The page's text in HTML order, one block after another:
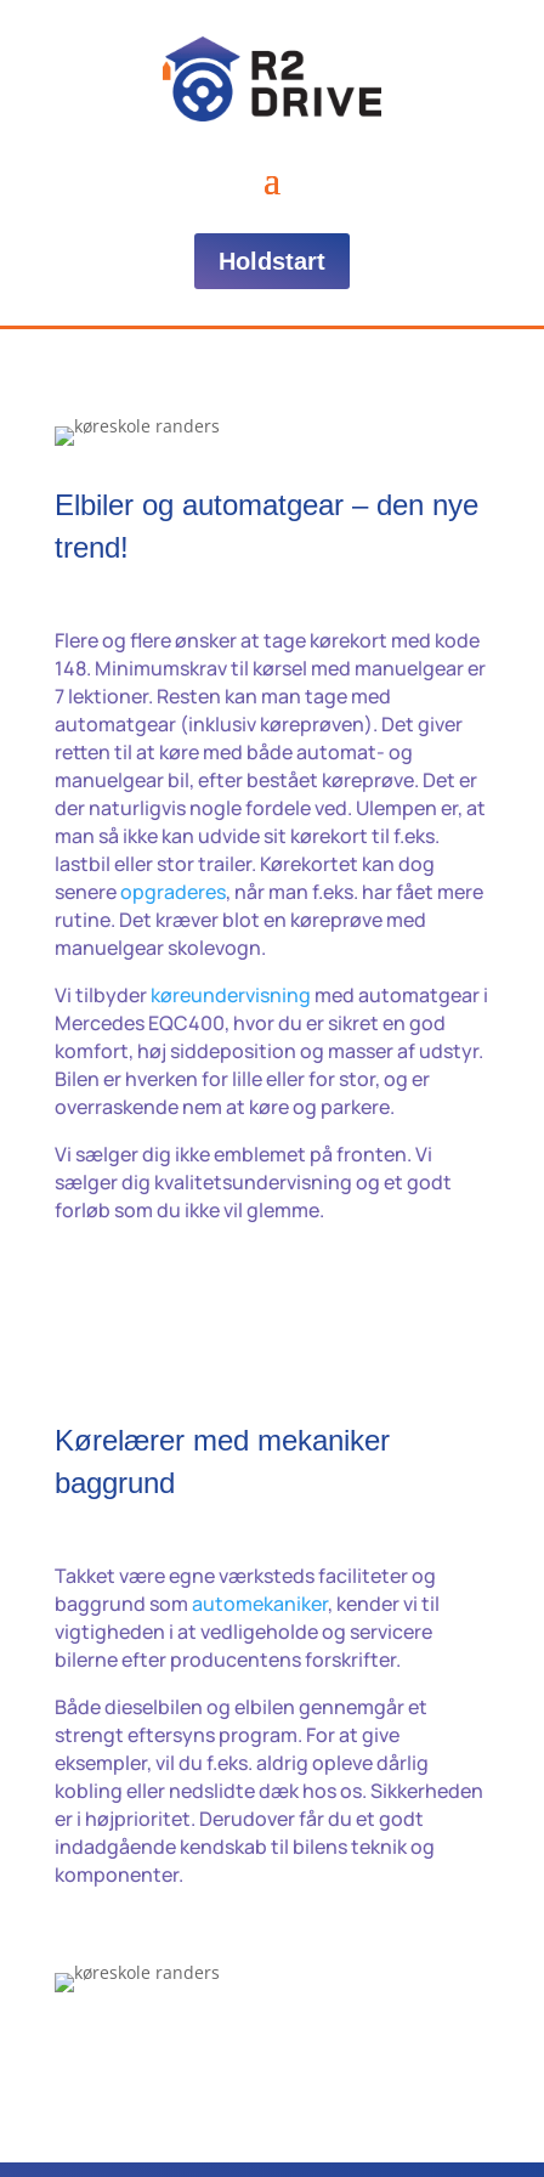
Holdstart
Elbiler og automatgear – den nye
trend!
Flere og flere ønsker at tage kørekort med kode
148. Minimumskrav til kørsel med manuelgear er
7 lektioner. Resten kan man tage med
automatgear (inklusiv køreprøven). Det giver
retten til at køre med både automat- og
manuelgear bil, efter bestået køreprøve. Det er
der naturligvis nogle fordele ved. Ulempen er, at
man så ikke kan udvide sit kørekort til f.eks.
lastbil eller stor trailer. Kørekortet kan dog
senereopgraderes, når man f.eks. har fået mere
rutine. Det kræver blot en køreprøve med
manuelgear skolevogn.
Vi tilbyderkøreundervisning med automatgear i
Mercedes EQC400, hvor du er sikret en god
komfort, høj siddeposition og masser af udstyr.
Bilen er hverken for lille eller for stor, og er
overraskende nem at køre og parkere.
Vi sælger dig ikke emblemet på fronten. Vi
sælger dig kvalitetsundervisning og et godt
forløb som du ikke vil glemme.
Kørelærer med mekaniker
baggrund
Takket være egne værksteds faciliteter og
baggrund somautomekaniker, kender vi til
vigtigheden i at vedligeholde og servicere
bilerne efter producentens forskrifter.
Både dieselbilen og elbilen gennemgår et
strengt eftersyns program. For at give
eksempler, vil du f.eks. aldrig opleve dårlig
kobling eller nedslidte dæk hos os. Sikkerheden
er i højprioritet. Derudover får du et godt
indadgående kendskab til bilens teknik og
komponenter.